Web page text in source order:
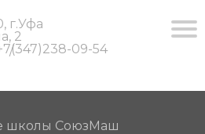
г.Уфа
2
09-54
школы СоюзМаш